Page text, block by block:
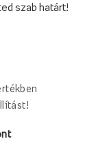
szab határt!